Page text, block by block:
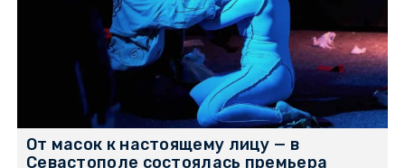
От масок к настоящему лицу — в
Севастополе состоялась премьера